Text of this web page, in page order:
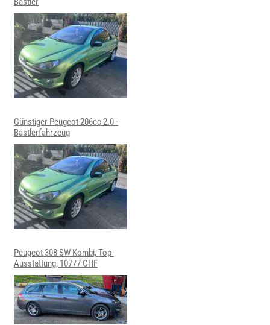
Günstiger Peugeot 206cc 2.0 -
Bastlerfahrzeug
Peugeot 308 SW Kombi, Top-
Ausstattung, 10777 CHF